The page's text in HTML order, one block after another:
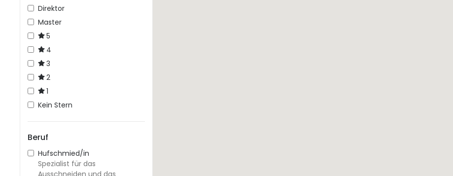
Direktor
Master
5
4
3
2
1
Kein Stern
Beruf
Hufschmied/in
Spezialist für das
Ausschneiden und das